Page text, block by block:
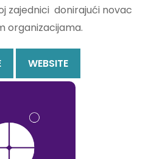
zajednici donirajući novac
organizacijama.
WEBSITE